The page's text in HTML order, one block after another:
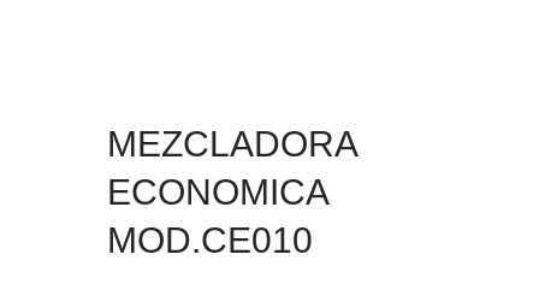
MEZCLADORA
ECONOMICA
MOD.CE010